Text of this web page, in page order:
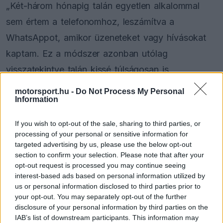
motorsport.hu - Do Not Process My Personal
Information
If you wish to opt-out of the sale, sharing to third parties, or
processing of your personal or sensitive information for
targeted advertising by us, please use the below opt-out
section to confirm your selection. Please note that after your
opt-out request is processed you may continue seeing
interest-based ads based on personal information utilized by
us or personal information disclosed to third parties prior to
your opt-out. You may separately opt-out of the further
disclosure of your personal information by third parties on the
IAB’s list of downstream participants. This information may
„Két-három hónapig talán egyetlen alkalommal
sem értem a telefonomhoz, leszámítva a
WhatsAppot, amikor üzeneteket vagy hívásokat
kaptam. Ez a módszer azonban utólag
visszatekintve talán kissé túlságosan is
szélsőségesnek bizonyult” – emlékezett vissza
Leclerc.
EZEKET IS AJÁNLJUK
FORMA-1
Max Verstappen végre elárulta,
elhagyja-e a Forma-1-et